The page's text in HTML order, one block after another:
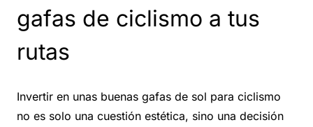
gafas de ciclismo a tus
rutas
Invertir en unas buenas gafas de sol para ciclismo
no es solo una cuestión estética, sino una decisión